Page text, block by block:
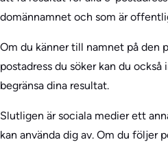
domännamnet och som är
Om du känner till namnet på den
postadress du söker kan du
begränsa dina resultat.
Slutligen är sociala medier ett
kan använda dig av. Om du följer